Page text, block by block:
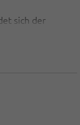
sich der
um